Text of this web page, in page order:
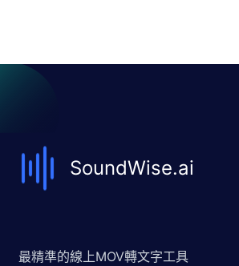
SoundWise.ai
最精準的線上MOV轉文字工具